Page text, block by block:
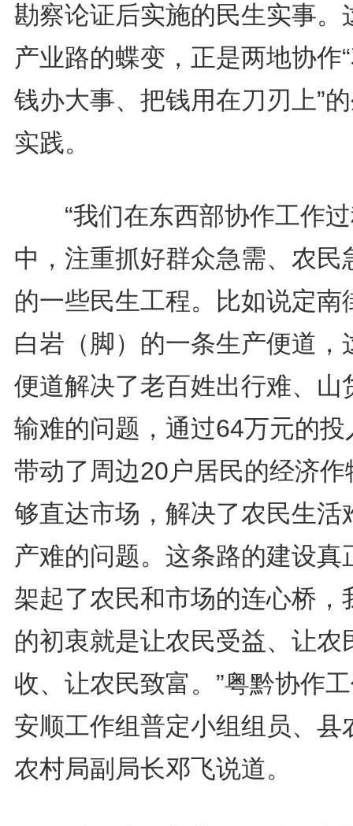
勘察论证后实施的民生实事。
产业路的蝶变，正是两地协作
钱办大事、把钱用在刀刃上”
实践。
“我们在东西部协作工作过
中，注重抓好群众急需、农民
的一些民生工程。比如说定南
白岩（脚）的一条生产便道，
便道解决了老百姓出行难、山
输难的问题，通过64万元的投
带动了周边20户居民的经济作
够直达市场，解决了农民生活
产难的问题。这条路的建设真
架起了农民和市场的连心桥，
的初衷就是让农民受益、让农
收、让农民致富。”粤黔协作
安顺工作组普定小组组员、县
农村局副局长邓飞说道。